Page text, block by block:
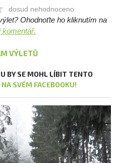
dosud nehodnoceno
Ohodnoťte ho kliknutím na
komentář.
VÝLETŮ
BY SE MOHL LÍBIT TENTO
SVÉM FACEBOOKU!